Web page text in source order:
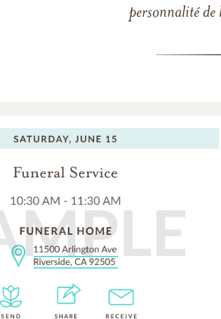
personnalité de